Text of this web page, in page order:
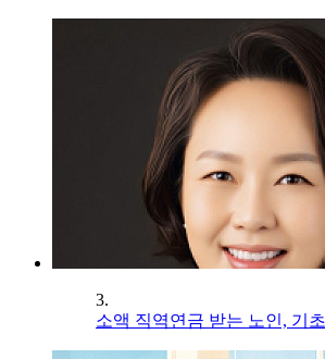
3.
소액 직역연금 받는 노인, 기